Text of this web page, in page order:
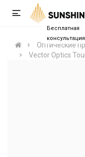
Бесплатная
Оптические
Vector Optics